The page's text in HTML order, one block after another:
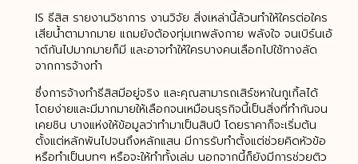
IS ธีสิส รายงานวิชาการ งานวิจัย สิ่งเหล่านี้ล้วนทำให้ใครต่อใคร
เสียน้ำตามากมาย แถมยังต้องทุ่มเทพลังกาย พลังใจ จนเบิร์นเอ้
าต์กันไปมากมายก็มี และอาจทำให้ใครบางคนเลือกไปใช้ทางลัด
จากการจ้างทำ
ซึ่งการจ้างทำธีสิสมีอยู่จริง และคุณสามารถเสิร์ชหาในกูเกิ้ลได้
โดยง่ายและมีมากมายให้เลือกจนเหมือนธุรกิจนี้เป็นสิ่งที่ทำกันจน
เคยชิน บางแห่งให้ข้อมูลว่าทำมาเป็นสิบปี โดยราคาก็จะเริ่มต้น
ตั้งแต่หลักพันไปจนถึงหลักแสน มีการรับทำตั้งแต่ช่วยคิดหัวข้อ
หรือทำเป็นบทๆ หรือจะให้ทำทั้งเล่ม นอกจากนี้ก็ยังมีการช่วยติว